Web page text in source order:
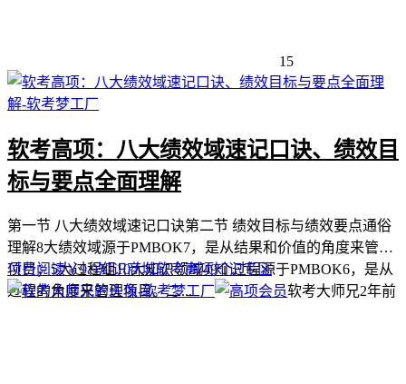
15
软考高项：八大绩效域速记口诀、绩效目
标与要点全面理解
第一节 八大绩效域速记口诀第二节 绩效目标与绩效要点通俗
理解8大绩效域源于PMBOK7，是从结果和价值的角度来管理
项目；5大过程组10大知识领域49个过程源于PMBOK6，是从
过程的角度来管理项目。二...
付费阅读￥9.9知识商城软考高项知识专区
软考大师兄2年前